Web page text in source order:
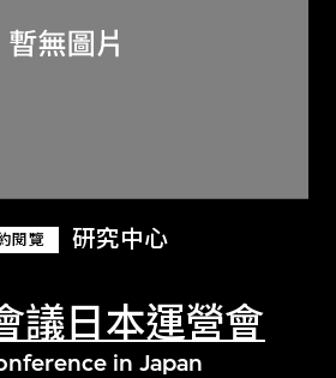
閱覽 研究中心
議日本運營會
in Japan
二十及二十一世紀視覺